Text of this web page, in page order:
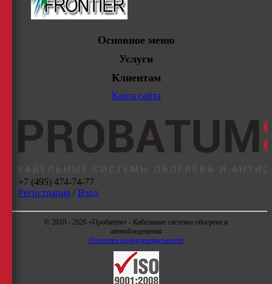
Основное меню
Услуги
Клиентам
Карта сайта
+7 (495) 474-74-77
Регистрация/ Вход
© 2010 - 2026 «Пробатум» - Кабельные системы обогрева и
антиобледенения
Политика конфиденциальности